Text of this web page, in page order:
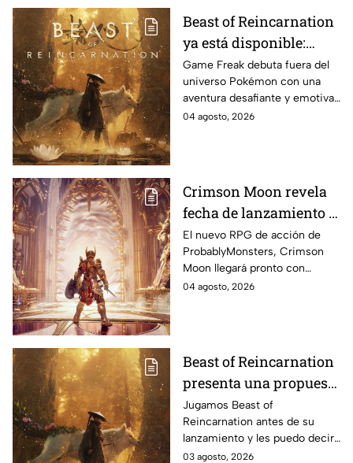
generación de jugadores
Beast of Reincarnation
ya está disponible:
Viaja por un Japón
postapocalíptico y vive
la historia de Emma y
su fiel compañero, Koo
Game Freak debuta fuera del
universo Pokémon con una
aventura desafiante y emotiva:
Beast of Reincarnation que ya
04 agosto, 2026
Crimson Moon revela
fecha de lanzamiento y
apuesta por acción
brutal con una banda
sonora de metal
El nuevo RPG de acción de
ProbablyMonsters, Crimson
Moon llegará pronto con
cooperativo, combates
04 agosto, 2026
Beast of Reincarnation
presenta una propuesta
visualmente hermosa
Jugamos Beast of
Reincarnation antes de su
lanzamiento y les puedo decir
algo: este juego tiene todo
03 agosto, 2026